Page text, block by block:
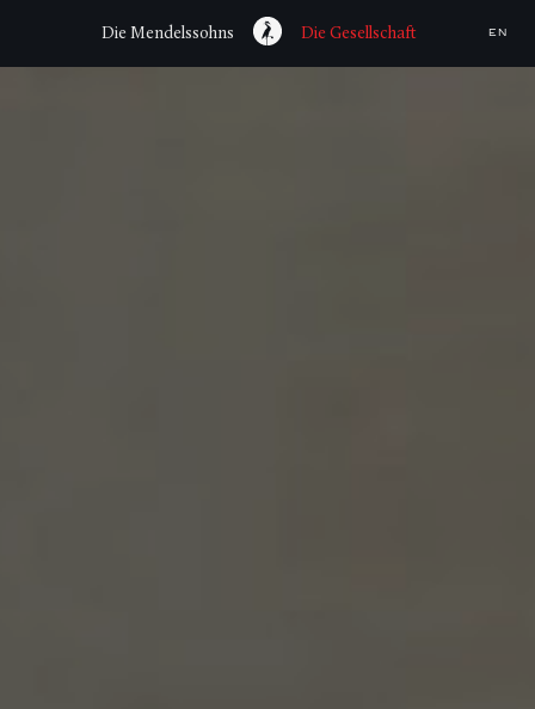
Die Mendelssohns Die Gesellschaft EN